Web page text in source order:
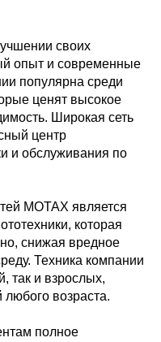
своих
опыт и современные
популярна среди
ценят высокое
Широкая сеть
центр
и обслуживания по
MOTAX является
которая
снижая вредное
Техника компании
так и взрослых,
возраста.
полное